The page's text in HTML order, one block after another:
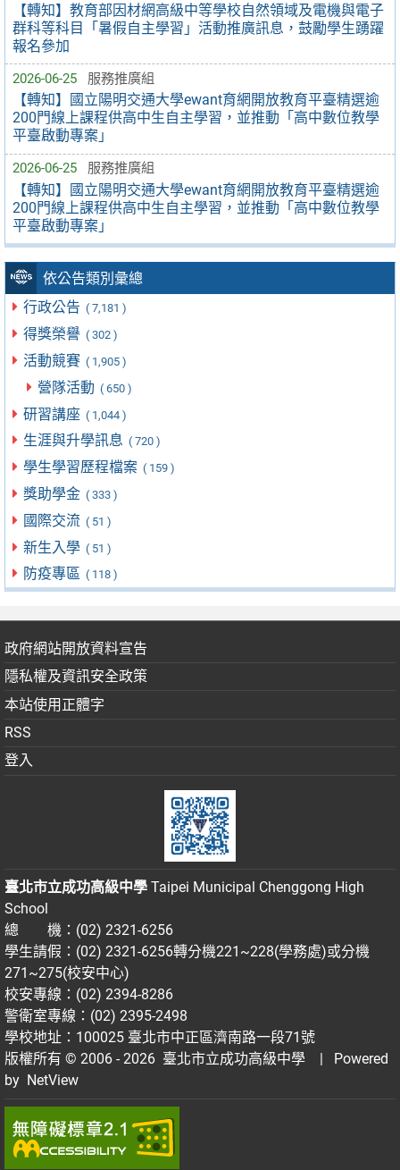
【轉知】教育部因材網高級中等學校自然領域及電機與電子
群科等科目「暑假自主學習」活動推廣訊息，鼓勵學生踴躍
報名參加
2026-06-25 服務推廣組
【轉知】國立陽明交通大學ewant育網開放教育平臺精選逾
200門線上課程供高中生自主學習，並推動「高中數位教學
平臺啟動專案」
2026-06-25 服務推廣組
【轉知】國立陽明交通大學ewant育網開放教育平臺精選逾
200門線上課程供高中生自主學習，並推動「高中數位教學
平臺啟動專案」
依公告類別彙總
行政公告 ( 7,181 )
得獎榮譽 ( 302 )
活動競賽 ( 1,905 )
營隊活動 ( 650 )
研習講座 ( 1,044 )
生涯與升學訊息 ( 720 )
學生學習歷程檔案 ( 159 )
獎助學金 ( 333 )
國際交流 ( 51 )
新生入學 ( 51 )
防疫專區 ( 118 )
政府網站開放資料宣告
隱私權及資訊安全政策
本站使用正體字
RSS
登入
臺北市立成功高級中學 Taipei Municipal Chenggong High
School
總 機：(02) 2321-6256
學生請假：(02) 2321-6256轉分機221~228(學務處)或分機
271~275(校安中心)
校安專線：(02) 2394-8286
警衛室專線：(02) 2395-2498
學校地址：100025 臺北市中正區濟南路一段71號
版權所有 © 2006 - 2026 臺北市立成功高級中學
| Powered
by NetView